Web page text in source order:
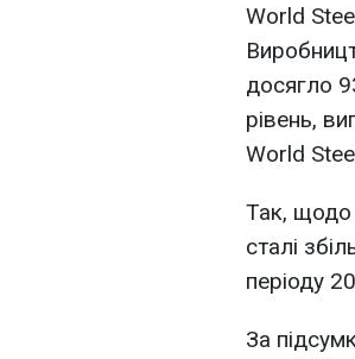
World
досягло
рівень,
World
Так, щодо
сталі
періоду
За